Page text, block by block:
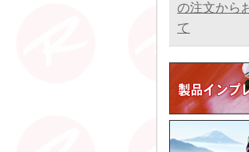
の注文から
て